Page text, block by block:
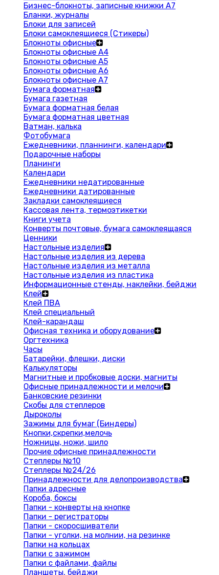
Бизнес-блокноты, записные книжки А7
Бланки, журналы
Блоки для записей
Блоки самоклеящиеся (Стикеры)
Блокноты офисные
Блокноты офисные A4
Блокноты офисные A5
Блокноты офисные A6
Блокноты офисные A7
Бумага форматная
Бумага газетная
Бумага форматная белая
Бумага форматная цветная
Ватман, калька
Фотобумага
Ежедневники, планнинги, календари
Подарочные наборы
Планинги
Календари
Ежедневники недатированные
Ежедневники датированные
Закладки самоклеящиеся
Кассовая лента, термоэтикетки
Книги учета
Конверты почтовые, бумага самоклеящаяся
Ценники
Настольные изделия
Настольные изделия из дерева
Настольные изделия из металла
Настольные изделия из пластика
Информационные стенды, наклейки, бейджи
Клей
Клей ПВА
Клей специальный
Клей-карандаш
Офисная техника и оборудование
Оргтехника
Часы
Батарейки, флешки, диски
Калькуляторы
Магнитные и пробковые доски, магниты
Офисные принадлежности и мелочи
Банковские резинки
Скобы для степлеров
Дыроколы
Зажимы для бумаг (Биндеры)
Кнопки,скрепки,мелочь
Ножницы, ножи, шило
Прочие офисные принадлежности
Степлеры №10
Степлеры №24/26
Принадлежности для делопроизводства
Папки адресные
Короба, боксы
Папки - конверты на кнопке
Папки - регистраторы
Папки - скоросшиватели
Папки - уголки, на молнии, на резинке
Папки на кольцах
Папки с зажимом
Папки с файлами, файлы
Планшеты, бейджи